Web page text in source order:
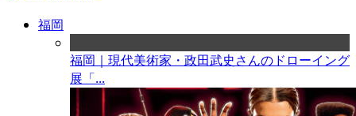
福岡
福岡｜現代美術家・政田武史さんのドローイング
展「...